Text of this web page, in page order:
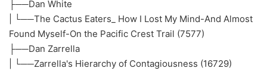
├──Dan White
| └──The Cactus Eaters_ How I Lost My Mind-And Almost
Found Myself-On the Pacific Crest Trail (7577)
├──Dan Zarrella
| └──Zarrella's Hierarchy of Contagiousness (16729)